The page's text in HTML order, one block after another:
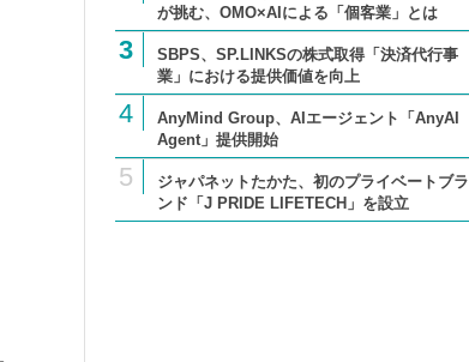
が挑む、OMO×AIによる「個客業」とは
3
SBPS、SP.LINKSの株式取得「決済代行事
業」における提供価値を向上
4
AnyMind Group、AIエージェント「AnyAI
Agent」提供開始
5
ジャパネットたかた、初のプライベートブラ
ンド「J PRIDE LIFETECH」を設立